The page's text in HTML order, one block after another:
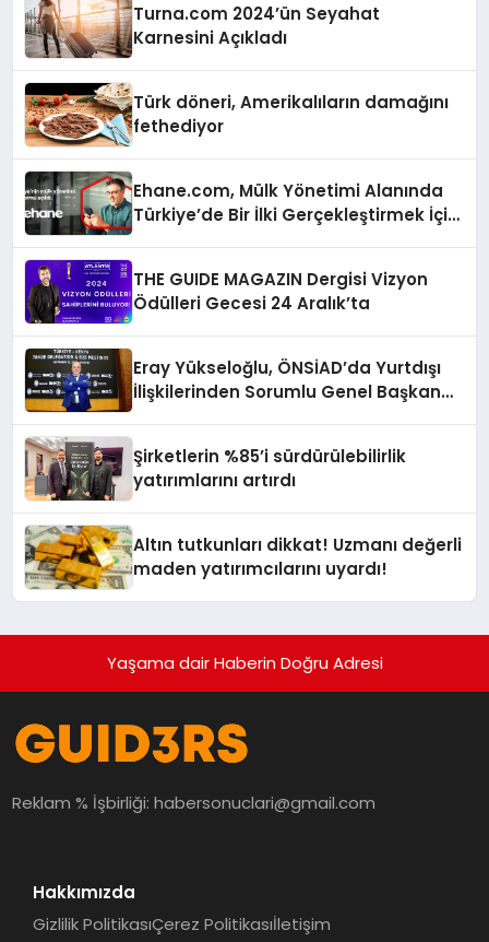
Turna.com 2024’ün Seyahat
Karnesini Açıkladı
Türk döneri, Amerikalıların damağını
fethediyor
Ehane.com, Mülk Yönetimi Alanında
Türkiye’de Bir İlki Gerçekleştirmek İçin
THE GUIDE MAGAZIN Dergisi Vizyon
Ödülleri Gecesi 24 Aralık’ta
Eray Yükseloğlu, ÖNSİAD’da Yurtdışı
İlişkilerinden Sorumlu Genel Başkan
Şirketlerin %85’i sürdürülebilirlik
yatırımlarını artırdı
Altın tutkunları dikkat! Uzmanı değerli
maden yatırımcılarını uyardı!
Yaşama dair Haberin Doğru Adresi
Reklam % İşbirliği:habersonuclari@gmail.com
Hakkımızda
Gizlilik PolitikasıÇerez Politikasıİletişim